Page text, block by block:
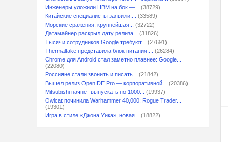
Инженеры уложили HBM на бок —...
(38729)
Китайские специалисты заявили,...
(33589)
Морские сражения, крупнейшая...
(32722)
Датамайнер раскрыл дату релиза...
(31826)
Тысячи сотрудников Google требуют...
(27691)
Thermaltake представила блок питания,...
(26284)
Chrome для Android стал заметно плавнее: Google...
(22080)
Россияне стали звонить и писать...
(21842)
Вышел релиз OpenIDE Pro — корпоративной...
(20386)
Mitsubishi начнёт выпускать по 1000...
(19937)
Owlcat починила Warhammer 40,000: Rogue Trader...
(19301)
Игра в стиле «Джона Уика», новая...
(18822)